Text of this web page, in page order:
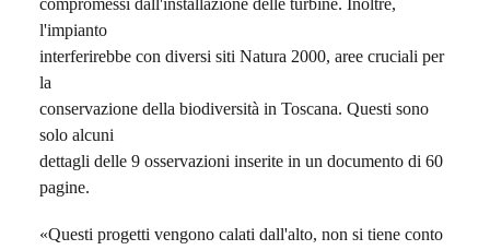
compromessi dall'installazione delle turbine. Inoltre,
l'impianto
interferirebbe con diversi siti Natura 2000, aree cruciali per
la
conservazione della biodiversità in Toscana. Questi sono
solo alcuni
dettagli delle 9 osservazioni inserite in un documento di 60
pagine.
«Questi progetti vengono calati dall'alto, non si tiene conto